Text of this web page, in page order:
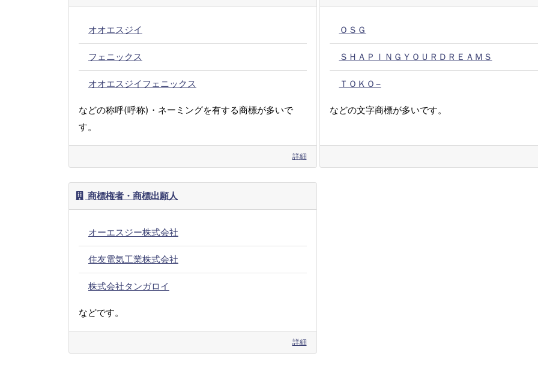
オオエスジイ
フェニックス
オオエスジイフェニックス
などの称呼(呼称)・ネーミングを有する商標が多いで
す。
詳細
ＯＳＧ
ＳＨＡＰＩＮＧＹＯＵＲＤＲＥＡＭＳ
ＴＯＫＯ−
などの文字商標が多いです。
商標権者・商標出願人
オーエスジー株式会社
住友電気工業株式会社
株式会社タンガロイ
などです。
詳細